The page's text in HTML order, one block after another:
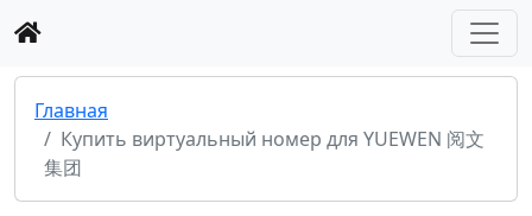
Главная
Купить виртуальный номер для YUEWEN 阅文
集团